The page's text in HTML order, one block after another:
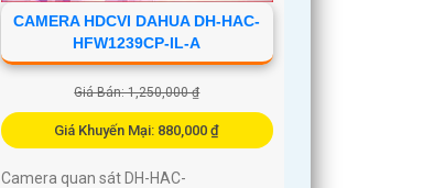
CAMERA HDCVI DAHUA DH-HAC-
HFW1239CP-IL-A
Giá Bán: 1,250,000 ₫
Giá Khuyến Mại: 880,000 ₫
Camera quan sát DH-HAC-